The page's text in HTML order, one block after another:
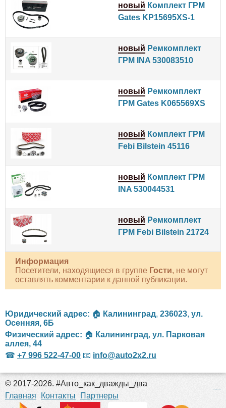
новый Комплект ГРМ
Gates KP15695XS-1
новый Ремкомплект
ГРМ INA 530083510
новый Ремкомплект
ГРМ Gates K065569XS
новый Комплект ГРМ
Febi Bilstein 45116
новый Комплект ГРМ
INA 530044531
новый Ремкомплект
ГРМ Febi Bilstein 21724
Информация
Посетители, находящиеся в группе Гости, не могут
оставлять комментарии к данной публикации.
Юридический адрес: 🏠 Калининград, 236023, ул.
Осенняя, 6Б
Физический адрес: 🏠 Калининград, ул. Парковая
аллея, 44
☎ +7 996 522-47-00 📧 info@auto2x2.ru
© 2017-2026. #Авто_как_дважды_два
Главная
Контакты Партнеры